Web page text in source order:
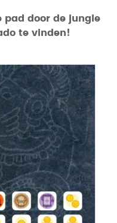
pad door de jungle
te vinden!